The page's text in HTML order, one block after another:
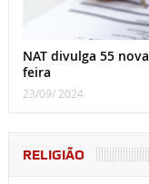
NAT divulga 55
feira
23/09/ 2024
RELIGIÃO